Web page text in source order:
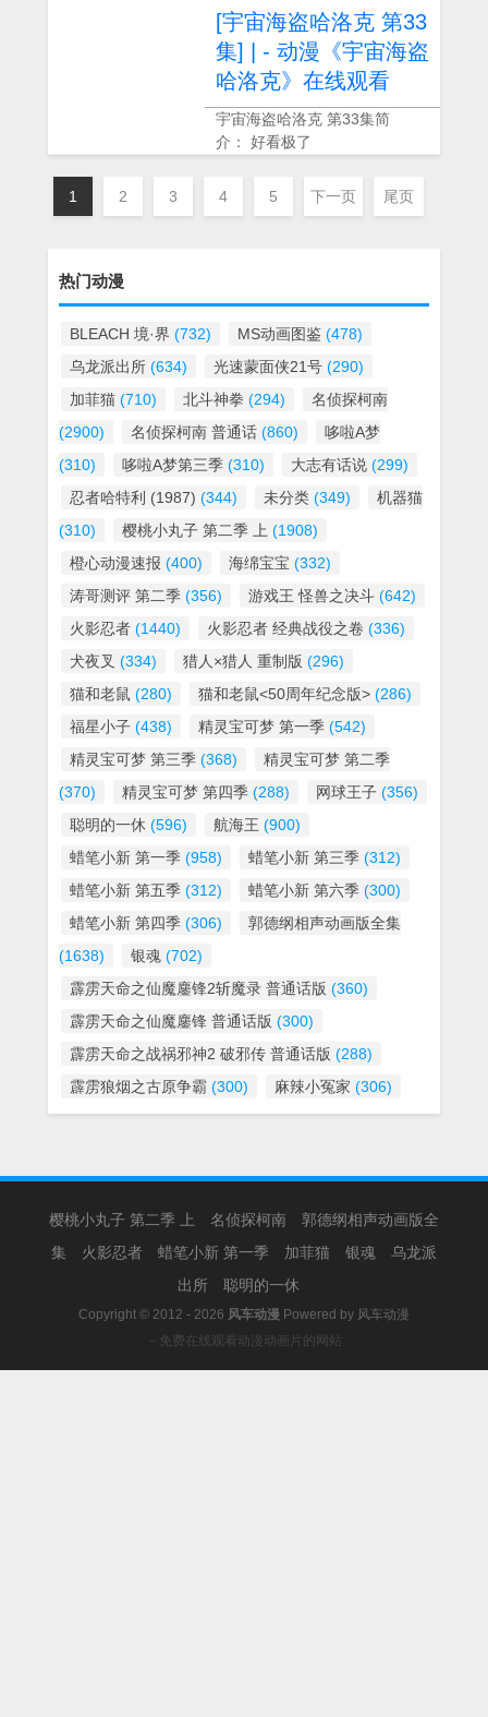
[宇宙海盗哈洛克 第33
集] | - 动漫《宇宙海盗
哈洛克》在线观看
宇宙海盗哈洛克 第33集简
介： 好看极了
1 2 3 4 5 下一页 尾页
热门动漫
BLEACH 境·界 (732) MS动画图鉴 (478)
乌龙派出所 (634) 光速蒙面侠21号 (290)
加菲猫 (710) 北斗神拳 (294)
名侦探柯南
(2900)
名侦探柯南 普通话 (860)
哆啦A梦
(310)
哆啦A梦第三季 (310) 大志有话说 (299)
忍者哈特利 (1987) (344) 未分类 (349)
机器猫
(310)
樱桃小丸子 第二季 上 (1908)
橙心动漫速报 (400) 海绵宝宝 (332)
涛哥测评 第二季 (356) 游戏王 怪兽之决斗 (642)
火影忍者 (1440) 火影忍者 经典战役之卷 (336)
犬夜叉 (334) 猎人×猎人 重制版 (296)
猫和老鼠 (280) 猫和老鼠<50周年纪念版> (286)
福星小子 (438) 精灵宝可梦 第一季 (542)
精灵宝可梦 第三季 (368)
精灵宝可梦 第二季
(370)
精灵宝可梦 第四季 (288) 网球王子 (356)
聪明的一休 (596) 航海王 (900)
蜡笔小新 第一季 (958) 蜡笔小新 第三季 (312)
蜡笔小新 第五季 (312) 蜡笔小新 第六季 (300)
蜡笔小新 第四季 (306)
郭德纲相声动画版全集
(1638)
银魂 (702)
霹雳天命之仙魔鏖锋2斩魔录 普通话版 (360)
霹雳天命之仙魔鏖锋 普通话版 (300)
霹雳天命之战祸邪神2 破邪传 普通话版 (288)
霹雳狼烟之古原争霸 (300) 麻辣小冤家 (306)
樱桃小丸子 第二季 上 名侦探柯南
郭德纲相声动画版全
集
火影忍者 蜡笔小新 第一季 加菲猫 银魂
乌龙派
出所
聪明的一休
Copyright © 2012 - 2026 风车动漫 Powered by 风车动漫
－免费在线观看动漫动画片的网站